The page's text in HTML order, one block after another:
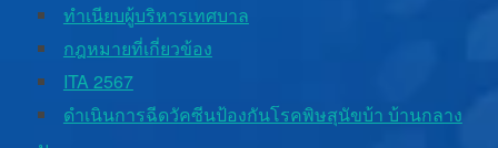
ทําเนียบผู้บริหารเทศบาล
กฎหมายที่เกี่ยวข้อง
ITA 2567
ดำเนินการฉีดวัคซีนป้องกันโรคพิษสุนัขบ้า บ้านกลาง